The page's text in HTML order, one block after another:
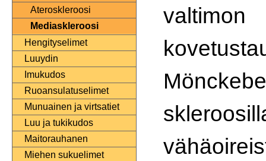
Ateroskleroosi
Mediaskleroosi
Hengityselimet
Luuydin
Imukudos
Ruoansulatuselimet
Munuainen ja virtsatiet
Luu ja tukikudos
Maitorauhanen
Miehen sukuelimet
valtimon